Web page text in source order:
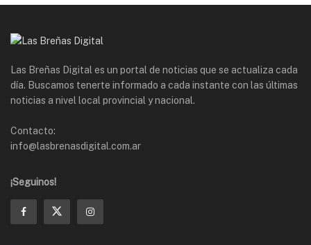
Las Breñas Digital es un portal de noticias que se actualiza cada
día. Buscamos tenerte informado a cada instante con las últimas
noticias a nivel local provincial y nacional.
Contacto:
info@lasbrenasdigital.com.ar
¡Seguinos!